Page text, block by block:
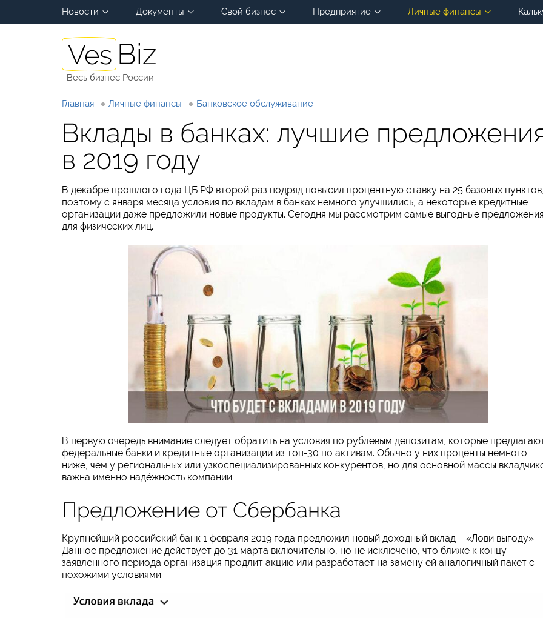
Новости Документы Свой бизнес Предприятие Личные финансы
Весь бизнес России
Главная Личные финансы Банковское обслуживание
Вклады в банках: лучшие
в 2019 году
В декабре прошлого года ЦБ РФ второй раз подряд повысил процентную ставку на 25 базовых
поэтому с января месяца условия по вкладам в банках немного улучшились, а некоторые кредитные
организации даже предложили новые продукты. Сегодня мы рассмотрим самые выгодные
для физических лиц.
В первую очередь внимание следует обратить на условия по рублёвым депозитам, которые
федеральные банки и кредитные организации из топ-30 по активам. Обычно у них проценты немного
ниже, чем у региональных или узкоспециализированных конкурентов, но для основной массы
важна именно надёжность компании.
Предложение от Сбербанка
Крупнейший российский банк 1 февраля 2019 года предложил новый доходный вклад – «Лови выгоду».
Данное предложение действует до 31 марта включительно, но не исключено, что ближе к концу
заявленного периода организация продлит акцию или разработает на замену ей аналогичный пакет с
похожими условиями.